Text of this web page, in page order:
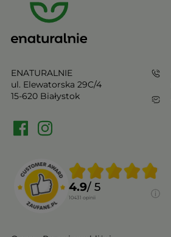
ENATURALNIE
ul. Elewatorska 29C/4
15-620 Białystok
4.9/ 5
10431 opinii